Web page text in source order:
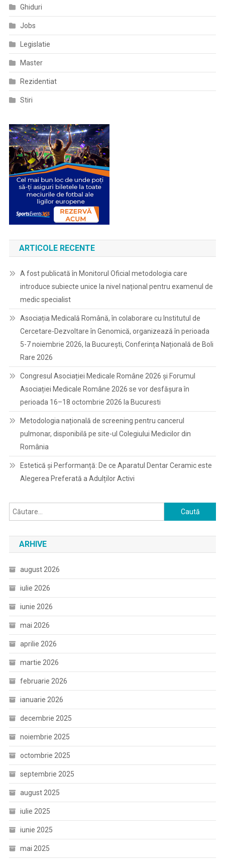
Ghiduri
Jobs
Legislatie
Master
Rezidentiat
Stiri
ARTICOLE RECENTE
A fost publicată în Monitorul Oficial metodologia care
introduce subiecte unice la nivel național pentru examenul de
medic specialist
Asociația Medicală Română, în colaborare cu Institutul de
Cercetare-Dezvoltare în Genomică, organizează în perioada
5-7 noiembrie 2026, la București, Conferința Națională de Boli
Rare 2026
Congresul Asociației Medicale Române 2026 și Forumul
Asociației Medicale Române 2026 se vor desfășura în
perioada 16–18 octombrie 2026 la Bucuresti
Metodologia națională de screening pentru cancerul
pulmonar, disponibilă pe site-ul Colegiului Medicilor din
România
Estetică și Performanță: De ce Aparatul Dentar Ceramic este
Alegerea Preferată a Adulților Activi
Caută
după:
ARHIVE
august 2026
iulie 2026
iunie 2026
mai 2026
aprilie 2026
martie 2026
februarie 2026
ianuarie 2026
decembrie 2025
noiembrie 2025
octombrie 2025
septembrie 2025
august 2025
iulie 2025
iunie 2025
mai 2025